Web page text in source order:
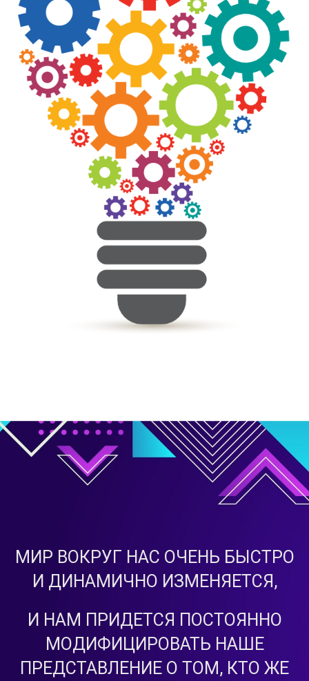
МИР ВОКРУГ НАС ОЧЕНЬ БЫСТРО
И ДИНАМИЧНО ИЗМЕНЯЕТСЯ,
И НАМ ПРИДЕТСЯ ПОСТОЯННО
МОДИФИЦИРОВАТЬ НАШЕ
ПРЕДСТАВЛЕНИЕ О ТОМ, КТО ЖЕ